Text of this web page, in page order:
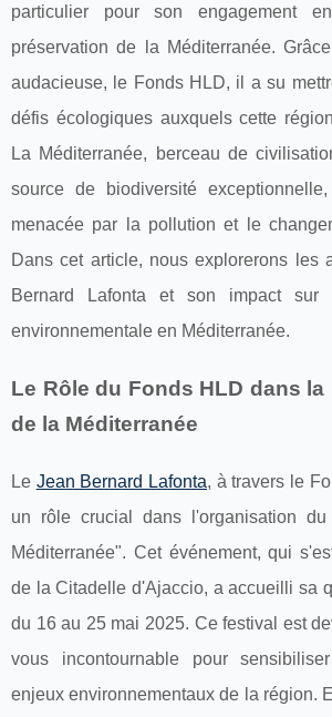
particulier pour son engagement
préservation de la Méditerranée.
audacieuse, le Fonds HLD, il a su
défis écologiques auxquels cette
La Méditerranée, berceau de
source de biodiversité
menacée par la pollution et le
Dans cet article, nous explorerons les
Bernard Lafonta et son impact sur
environnementale en Méditerranée.
Le Rôle du Fonds HLD dans la
de la Méditerranée
Le Jean Bernard Lafonta, à travers le
un rôle crucial dans l'organisation
Méditerranée". Cet événement, qui
de la Citadelle d'Ajaccio, a accueilli sa
du 16 au 25 mai 2025. Ce festival est
vous incontournable pour
enjeux environnementaux de la région.